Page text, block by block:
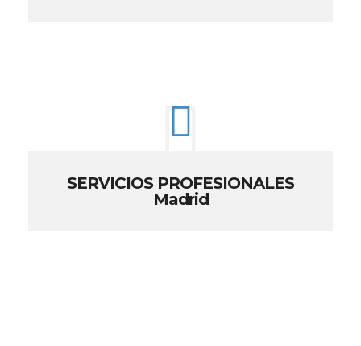
SERVICIOS PROFESIONALES
Madrid